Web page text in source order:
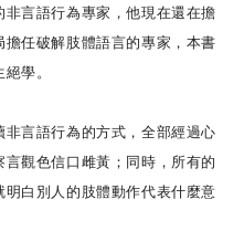
言語行為專家，他現在還在擔
任破解肢體語言的專家，本書
學。
言語行為的方式，全部經過心
觀色信口雌黃；同時，所有的
白別人的肢體動作代表什麼意